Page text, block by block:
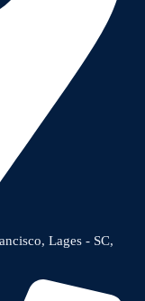
Lages - SC,